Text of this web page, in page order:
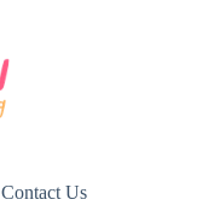
Contact Us